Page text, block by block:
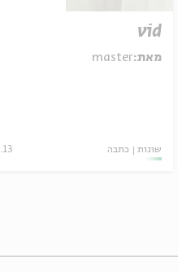
vid
מאת:master
שונות כתבה